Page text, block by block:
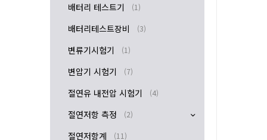
배터리 테스트기 (1)
배터리테스트장비 (3)
변류기시험기 (1)
변압기 시험기 (7)
절연유 내전압 시험기 (4)
절연저항 측정 (2)
절연저항계 (11)